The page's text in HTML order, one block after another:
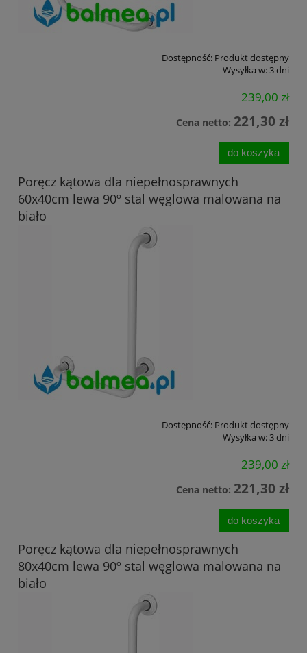
Dostępność: Produkt dostępny
Wysyłka w:3 dni
239,00 zł
Cena netto: 221,30 zł
do koszyka
Poręcz kątowa dla niepełnosprawnych
60x40cm lewa 90º stal węglowa malowana na
biało
Dostępność: Produkt dostępny
Wysyłka w:3 dni
239,00 zł
Cena netto: 221,30 zł
do koszyka
Poręcz kątowa dla niepełnosprawnych
80x40cm lewa 90º stal węglowa malowana na
biało